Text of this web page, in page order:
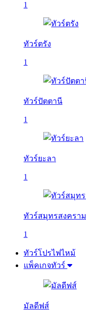
1
ทัวร์ตรัง
1
ทัวร์ปัตตานี
1
ทัวร์ยะลา
1
ทัวร์สมุทรสงคราม
1
ทัวร์โปรไฟไหม้
แพ็คเกจทัวร์
มัลดีฟส์